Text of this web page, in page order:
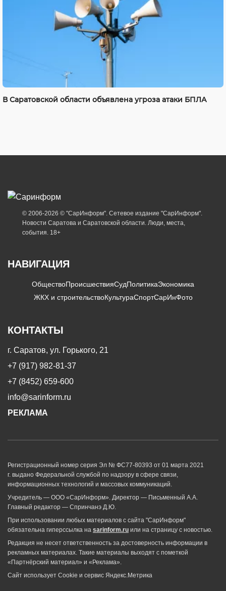
В Саратовской области объявлена угроза атаки БПЛА
© 2006-2026 © "СарИнформ". Сетевое издание "СарИнформ".
Новости Саратова и Саратовской области. Люди, места,
события. 18+
НАВИГАЦИЯ
ОбществоПроисшествияСудПолитикаЭкономика
ЖКХ и строительствоКультураСпортСарИнФото
КОНТАКТЫ
г. Саратов, ул. Горького, 21
+7 (917) 982-81-37
+7 (8452) 659-600
info@sarinform.ru
РЕКЛАМА
Регистрационный номер серия Эл № ФС77-80393 от 01 марта 2021
г. выдано Федеральной службой по надзору в сфере связи,
информационных технологий и массовых коммуникаций.
Учредитель — ООО «СарИнформ». Директор — Письменный А.А.
Главный редактор — Спринчанэ Д.Ю.
При использовании любых материалов с сайта "СарИнформ"
обязательна гиперссылка на sarinform.ru или на страницу с новостью.
Редакция не несет ответственность за достоверность информации в
рекламных материалах. Такие материалы выходят с пометкой
«Партнёрский материал» и «Реклама».
Сайт использует Cookie и сервиc Яндекс.Метрика